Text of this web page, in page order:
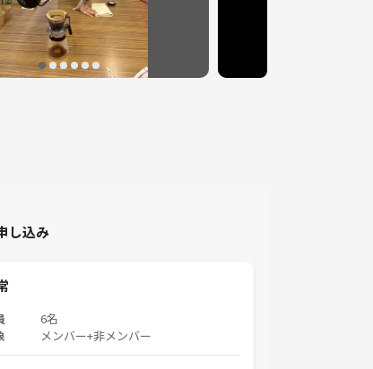
し込み
員 6名
象 メンバー+非メンバー